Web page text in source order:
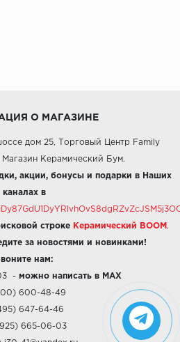
О МАГАЗИНЕ
дом 25, Торговый Центр Family
Керамический Бум.
акции, бонусы и подарки в Наших
каналах в
строке Керамический BOOM .
за новостями и новинками!
нам:
- можно написать в MAX
600-48-49
647-64-46
665-06-03